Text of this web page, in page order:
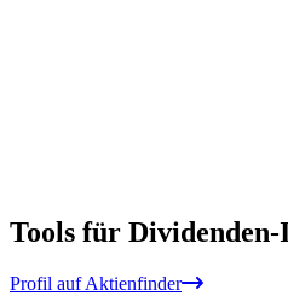
Tools für Dividenden-
Profil auf Aktienfinder